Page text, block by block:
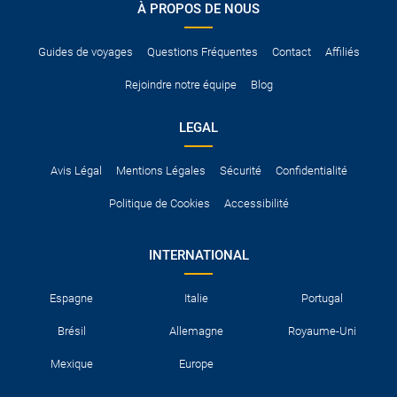
Pour vous en assurer, vous pouvez vous renseigner auprès des
services consulaires du pays concerné.
À PROPOS DE NOUS
Guides de voyages Questions Fréquentes Contact Affiliés
Rejoindre notre équipe Blog
LEGAL
Avis Légal Mentions Légales Sécurité Confidentialité
Politique de Cookies Accessibilité
INTERNATIONAL
Espagne Italie Portugal
Brésil Allemagne Royaume-Uni
Mexique Europe